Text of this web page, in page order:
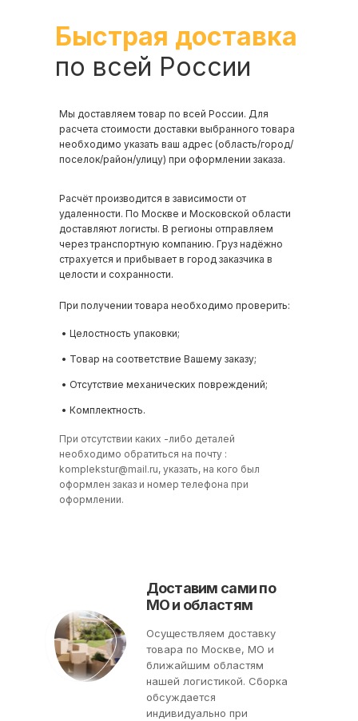
Быстрая доставка
по всей России
Мы доставляем товар по всей России. Для
расчета стоимости доставки выбранного товара
необходимо указать ваш адрес (область/город/
поселок/район/улицу) при оформлении заказа.
Расчёт производится в зависимости от
удаленности. По Москве и Московской области
доставляют логисты. В регионы отправляем
через транспортную компанию. Груз надёжно
страхуется и прибывает в город заказчика в
целости и сохранности.
При получении товара необходимо проверить:
• Целостность упаковки;
• Товар на соответствие Вашему заказу;
• Отсутствие механических повреждений;
• Комплектность.
При отсутствии каких -либо деталей
необходимо обратиться на почту :
komplekstur@mail.ru, указать, на кого был
оформлен заказ и номер телефона при
оформлении.
Доставим сами по
МО и областям
Осуществляем доставку
товара по Москве, МО и
ближайшим областям
нашей логистикой. Сборка
обсуждается
индивидуально при